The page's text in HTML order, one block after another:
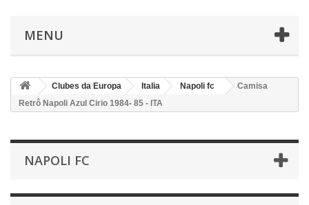
MENU
Clubes da Europa Italia Napoli fc
Camisa
Retrô Napoli Azul Cirio 1984- 85 - ITA
NAPOLI FC